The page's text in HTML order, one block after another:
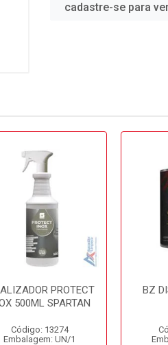
cadastre-se para
PROTECT
500ML SPARTAN
Código: 13274
Embalagem: UN/1
BZ